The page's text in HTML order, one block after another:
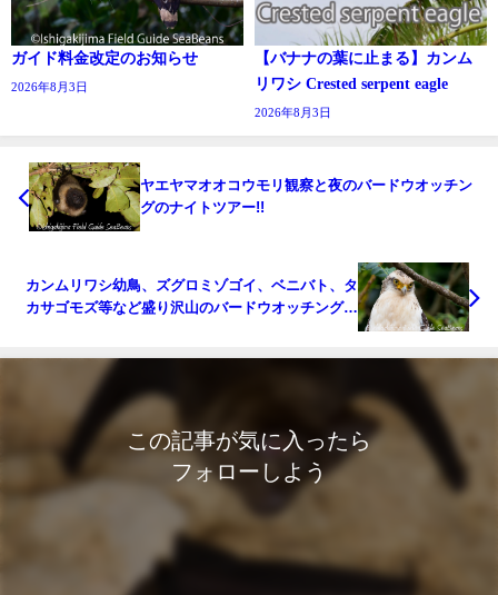
ガイド料金改定のお知らせ
2026年8月3日
【バナナの葉に止まる】カンム
リワシ Crested serpent eagle
2026年8月3日
ヤエヤマオオコウモリ観察と夜のバードウオッチン
グのナイトツアー!!
カンムリワシ幼鳥、ズグロミゾゴイ、ベニバト、タ
カサゴモズ等など盛り沢山のバードウオッチング＆
この記事が気に入ったら
フォローしよう